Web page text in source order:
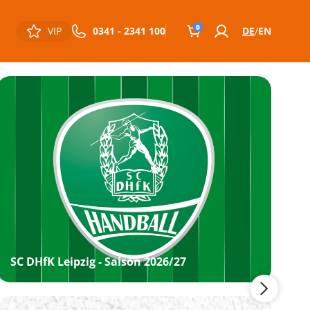
VIP 0341 - 2341 100 0 DE EN
SC DHfK Leipzig - Saison 2026/27